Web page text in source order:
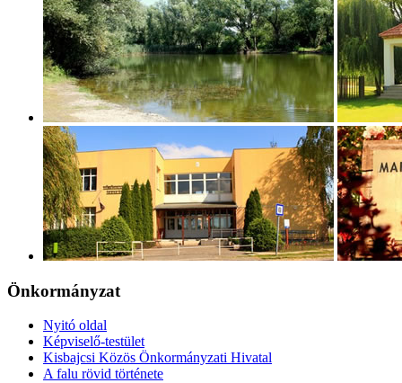
Önkormányzat
Nyitó oldal
Képviselő-testület
Kisbajcsi Közös Önkormányzati Hivatal
A falu rövid története